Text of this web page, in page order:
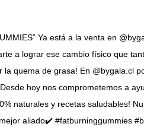
Ya está a la venta en
a lograr ese cambio físico que
quema de grasa! En @bygala.cl
hoy nos comprometemos a
naturales y recetas saludables!
aliado✔️ #fatburninggummies